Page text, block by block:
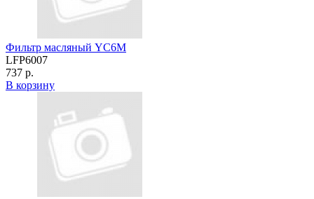
Фильтр масляный YC6M
LFP6007
737 р.
В корзину